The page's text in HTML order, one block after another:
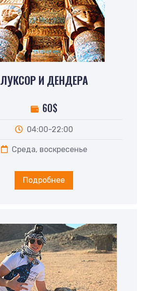
ЛУКСОР И ДЕНДЕРА
60$
04:00-22:00
Среда, воскресенье
Подробнее